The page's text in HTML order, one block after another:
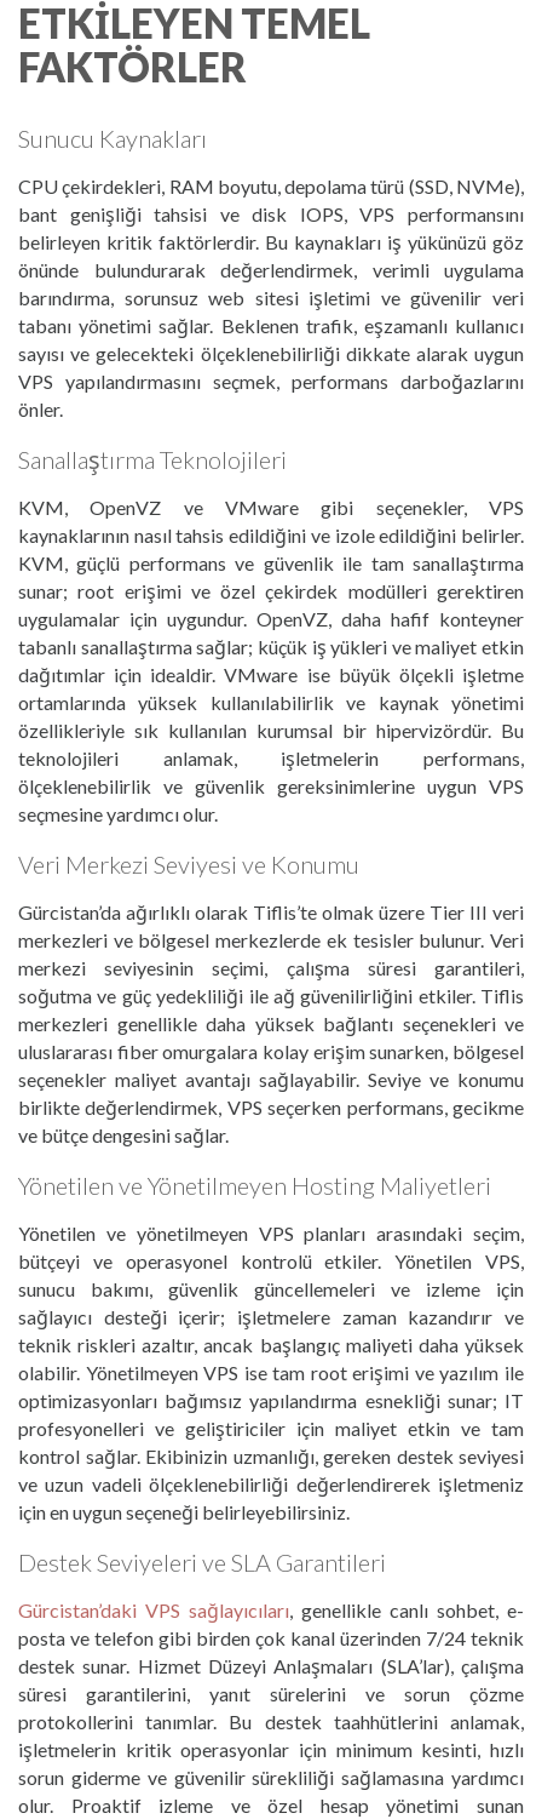
ETKILEYEN TEMEL
FAKTÖRLER
Sunucu Kaynakları
CPU çekirdekleri, RAM boyutu, depolama türü (SSD, NVMe),
bant genişliği tahsisi ve disk IOPS, VPS performansını
belirleyen kritik faktörlerdir. Bu kaynakları iş yükünüzü göz
önünde bulundurarak değerlendirmek, verimli uygulama
barındırma, sorunsuz web sitesi işletimi ve güvenilir veri
tabanı yönetimi sağlar. Beklenen trafik, eşzamanlı kullanıcı
sayısı ve gelecekteki ölçeklenebilirliği dikkate alarak uygun
VPS yapılandırmasını seçmek, performans darboğazlarını
önler.
Sanallaştırma Teknolojileri
KVM, OpenVZ ve VMware gibi seçenekler, VPS
kaynaklarının nasıl tahsis edildiğini ve izole edildiğini belirler.
KVM, güçlü performans ve güvenlik ile tam sanallaştırma
sunar; root erişimi ve özel çekirdek modülleri gerektiren
uygulamalar için uygundur. OpenVZ, daha hafif konteyner
tabanlı sanallaştırma sağlar; küçük iş yükleri ve maliyet etkin
dağıtımlar için idealdir. VMware ise büyük ölçekli işletme
ortamlarında yüksek kullanılabilirlik ve kaynak yönetimi
özellikleriyle sık kullanılan kurumsal bir hipervizördür. Bu
teknolojileri anlamak, işletmelerin performans,
ölçeklenebilirlik ve güvenlik gereksinimlerine uygun VPS
seçmesine yardımcı olur.
Veri Merkezi Seviyesi ve Konumu
Gürcistan’da ağırlıklı olarak Tiflis’te olmak üzere Tier III veri
merkezleri ve bölgesel merkezlerde ek tesisler bulunur. Veri
merkezi seviyesinin seçimi, çalışma süresi garantileri,
soğutma ve güç yedekliliği ile ağ güvenilirliğini etkiler. Tiflis
merkezleri genellikle daha yüksek bağlantı seçenekleri ve
uluslararası fiber omurgalara kolay erişim sunarken, bölgesel
seçenekler maliyet avantajı sağlayabilir. Seviye ve konumu
birlikte değerlendirmek, VPS seçerken performans, gecikme
ve bütçe dengesini sağlar.
Yönetilen ve Yönetilmeyen Hosting Maliyetleri
Yönetilen ve yönetilmeyen VPS planları arasındaki seçim,
bütçeyi ve operasyonel kontrolü etkiler. Yönetilen VPS,
sunucu bakımı, güvenlik güncellemeleri ve izleme için
sağlayıcı desteği içerir; işletmelere zaman kazandırır ve
teknik riskleri azaltır, ancak başlangıç maliyeti daha yüksek
olabilir. Yönetilmeyen VPS ise tam root erişimi ve yazılım ile
optimizasyonları bağımsız yapılandırma esnekliği sunar; IT
profesyonelleri ve geliştiriciler için maliyet etkin ve tam
kontrol sağlar. Ekibinizin uzmanlığı, gereken destek seviyesi
ve uzun vadeli ölçeklenebilirliği değerlendirerek işletmeniz
için en uygun seçeneği belirleyebilirsiniz.
Destek Seviyeleri ve SLA Garantileri
Gürcistan’daki VPS sağlayıcıları, genellikle canlı sohbet, e-
posta ve telefon gibi birden çok kanal üzerinden 7/24 teknik
destek sunar. Hizmet Düzeyi Anlaşmaları (SLA’lar), çalışma
süresi garantilerini, yanıt sürelerini ve sorun çözme
protokollerini tanımlar. Bu destek taahhütlerini anlamak,
işletmelerin kritik operasyonlar için minimum kesinti, hızlı
sorun giderme ve güvenilir sürekliliği sağlamasına yardımcı
olur. Proaktif izleme ve özel hesap yönetimi sunan